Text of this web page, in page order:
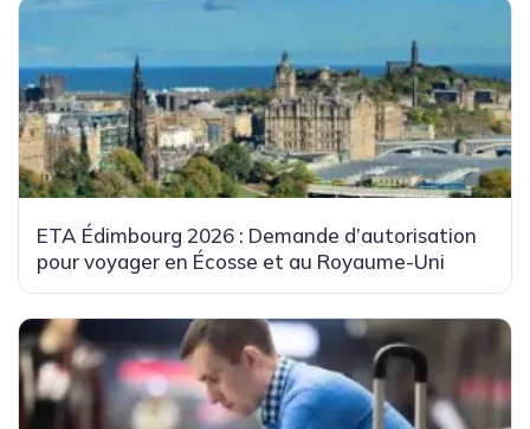
ETA Édimbourg 2026 : Demande d’autorisation
pour voyager en Écosse et au Royaume-Uni